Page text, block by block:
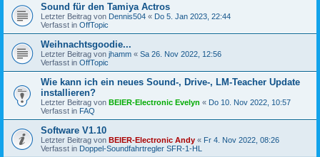
Sound für den Tamiya Actros
Letzter Beitrag von Dennis504 « Do 5. Jan 2023, 22:44
Verfasst in OffTopic
Weihnachtsgoodie...
Letzter Beitrag von jhamm « Sa 26. Nov 2022, 12:56
Verfasst in OffTopic
Wie kann ich ein neues Sound-, Drive-, LM-Teacher Update
installieren?
Letzter Beitrag von BEIER-Electronic Evelyn « Do 10. Nov 2022, 10:57
Verfasst in FAQ
Software V1.10
Letzter Beitrag von BEIER-Electronic Andy « Fr 4. Nov 2022, 08:26
Verfasst in Doppel-Soundfahrtregler SFR-1-HL